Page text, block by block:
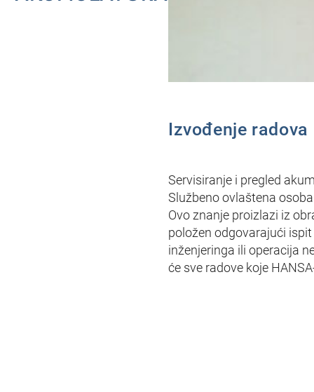
Izvođenje radova
Servisiranje i pregled
Službeno ovlaštena
Ovo znanje proizlazi iz
položen odgovarajući
inženjeringa ili operacija
će sve radove koje